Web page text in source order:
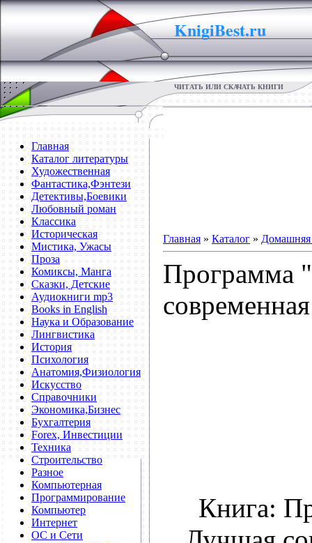
KnigiBest.ru
ЧИТАТЬ ИЛИ СКАЧАТЬ КНИГИ
Главная
Каталог литературы
Художественная
Фантастика,Фэнтези
Детективы,Боевики
Любовный роман
Классика
Историческая
Мистика, Ужасы
Проза
Комиксы, Манга
Сказки, Детские
Аудиокниги mp3
Books in English
Наука и Образование
Лингвистика
История
Психология
Анатомия,Физиология
Искусство
Справочники
Экономика,Бизнес
Бухгалтерия
Forex, Инвестиции
Техника
Строительство
Разное
Компьютерная
Программирование
Компьютер
Интернет
ОС и Сети
Главная » Каталог » Домашняя
Программа
Книга: